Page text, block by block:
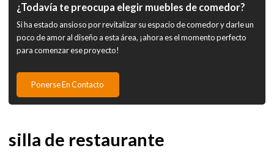
¿Todavía te preocupa elegir muebles de comedor?
Si ha estado ansioso por revitalizar su espacio de comedor y darle un
poco de amor al diseño a esta área, ¡ahora es el momento perfecto
para comenzar ese proyecto!
Ponerse En Contacto
silla de restaurante